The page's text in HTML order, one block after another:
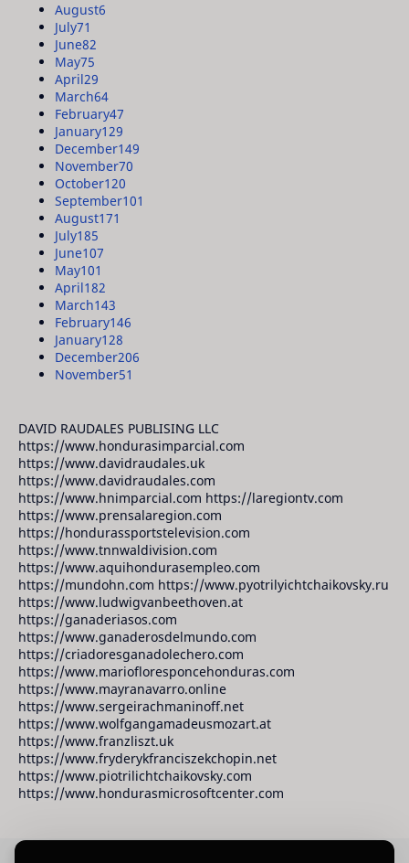
August6
July71
June82
May75
April29
March64
February47
January129
December149
November70
October120
September101
August171
July185
June107
May101
April182
March143
February146
January128
December206
November51
DAVID RAUDALES PUBLISING LLC
https://www.hondurasimparcial.com
https://www.davidraudales.uk
https://www.davidraudales.com
https://www.hnimparcial.com https://laregiontv.com
https://www.prensalaregion.com
https://hondurassportstelevision.com
https://www.tnnwaldivision.com
https://www.aquihondurasempleo.com
https://mundohn.com https://www.pyotrilyichtchaikovsky.ru
https://www.ludwigvanbeethoven.at
https://ganaderiasos.com
https://www.ganaderosdelmundo.com
https://criadoresganadolechero.com
https://www.mariofloresponcehonduras.com
https://www.mayranavarro.online
https://www.sergeirachmaninoff.net
https://www.wolfgangamadeusmozart.at
https://www.franzliszt.uk
https://www.fryderykfranciszekchopin.net
https://www.piotrilichtchaikovsky.com
https://www.hondurasmicrosoftcenter.com